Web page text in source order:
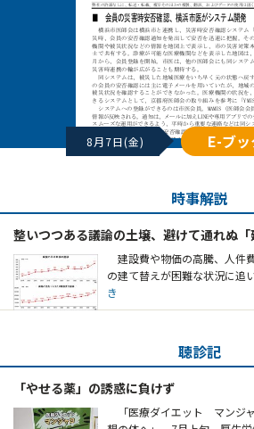
8月7日(金) E-ブ
時事解説
整いつつある議論の土壌、避けて通れぬ「
建設費や物価の高騰、人件
の建て替えが困難な状況に追
き
聴診記
「やせる薬」の誘惑に負けず
「医療ダイエット マンジ